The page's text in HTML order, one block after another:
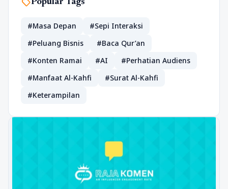
Popular Tags
#Masa Depan
#Sepi Interaksi
#Peluang Bisnis
#Baca Qur’an
#Konten Ramai
#AI
#Perhatian Audiens
#Manfaat Al-Kahfi
#Surat Al-Kahfi
#Keterampilan